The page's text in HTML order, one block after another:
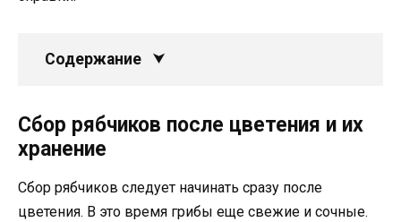
Содержание
Сбор рябчиков после цветения и их
хранение
Сбор рябчиков следует начинать сразу после
цветения. В это время грибы еще свежие и сочные.